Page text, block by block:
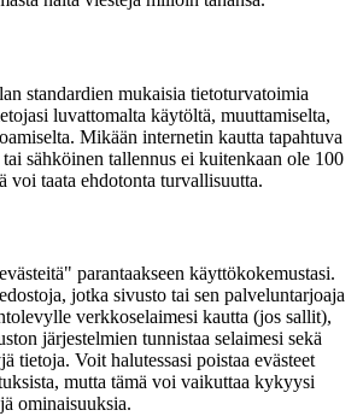
standardien mukaisia tietoturvatoimia
luvattomalta käytöltä, muuttamiselta,
Mikään internetin kautta tapahtuva
sähköinen tallennus ei kuitenkaan ole 100
voi taata ehdotonta turvallisuutta.
parantaakseen käyttökokemustasi.
jotka sivusto tai sen palveluntarjoaja
verkkoselaimesi kautta (jos sallit),
järjestelmien tunnistaa selaimesi sekä
tietoja. Voit halutessasi poistaa evästeet
mutta tämä voi vaikuttaa kykyysi
ominaisuuksia.